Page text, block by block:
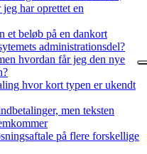
har oprettet en
et beløb på en dankort
administrationsdel?
hvordan får jeg den nye
hvor kort typen er ukendt
men teksten
på flere forskellige